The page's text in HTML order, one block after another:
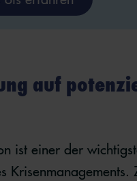
auf
ist einer der
Krisenmanagements.